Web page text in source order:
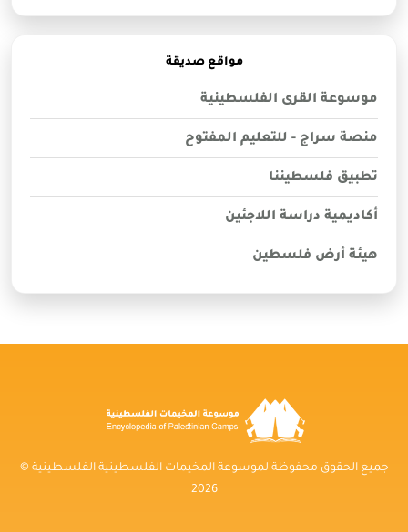
مواقع صديقة
موسوعة القرى الفلسطينية
منصة سراج - للتعليم المفتوح
تطبيق فلسطيننا
أكاديمية دراسة اللاجئين
هيئة أرض فلسطين
جميع الحقوق محفوظة لموسوعة المخيمات الفلسطينية الفلسطينية ©
2026